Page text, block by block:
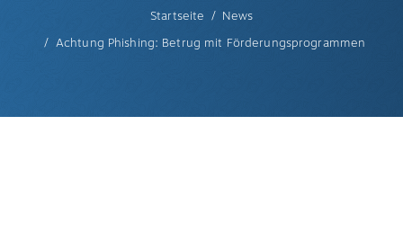
Startseite
News
Achtung Phishing: Betrug mit Förderungsprogrammen